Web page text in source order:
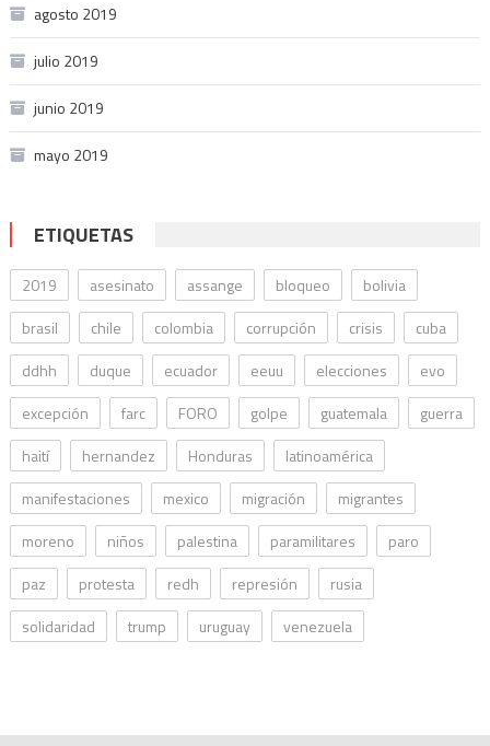
agosto 2019
julio 2019
junio 2019
mayo 2019
ETIQUETAS
2019 asesinato assange bloqueo
bolivia
brasil
chile colombia corrupción crisis
cuba
ddhh
duque ecuador eeuu elecciones
evo
excepción
farc FORO golpe guatemala
guerra
haití
hernandez Honduras
latinoamérica
manifestaciones
mexico migración
migrantes
moreno
niños palestina paramilitares
paro
paz
protesta redh represión
rusia
solidaridad
trump uruguay venezuela